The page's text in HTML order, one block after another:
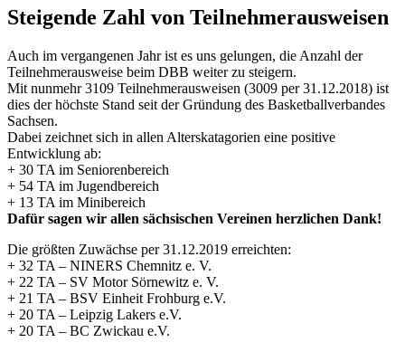
Steigende Zahl von Teilnehmerausweisen
Auch im vergangenen Jahr ist es uns gelungen, die Anzahl der
Teilnehmerausweise beim DBB weiter zu steigern.
Mit nunmehr 3109 Teilnehmerausweisen (3009 per 31.12.2018) ist
dies der höchste Stand seit der Gründung des Basketballverbandes
Sachsen.
Dabei zeichnet sich in allen Alterskatagorien eine positive
Entwicklung ab:
+ 30 TA im Seniorenbereich
+ 54 TA im Jugendbereich
+ 13 TA im Minibereich
Dafür sagen wir allen sächsischen Vereinen herzlichen Dank!
Die größten Zuwächse per 31.12.2019 erreichten:
+ 32 TA – NINERS Chemnitz e. V.
+ 22 TA – SV Motor Sörnewitz e. V.
+ 21 TA – BSV Einheit Frohburg e.V.
+ 20 TA – Leipzig Lakers e.V.
+ 20 TA – BC Zwickau e.V.